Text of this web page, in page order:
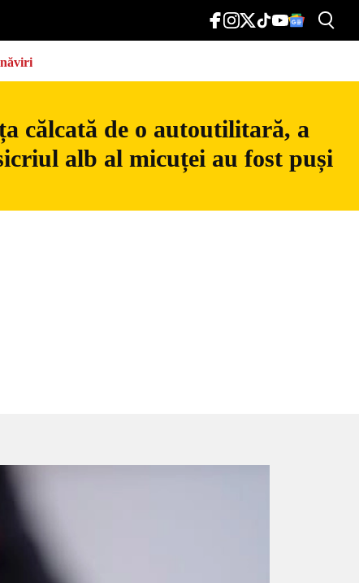
călcată de o autoutilitară, a
alb al micuței au fost puși